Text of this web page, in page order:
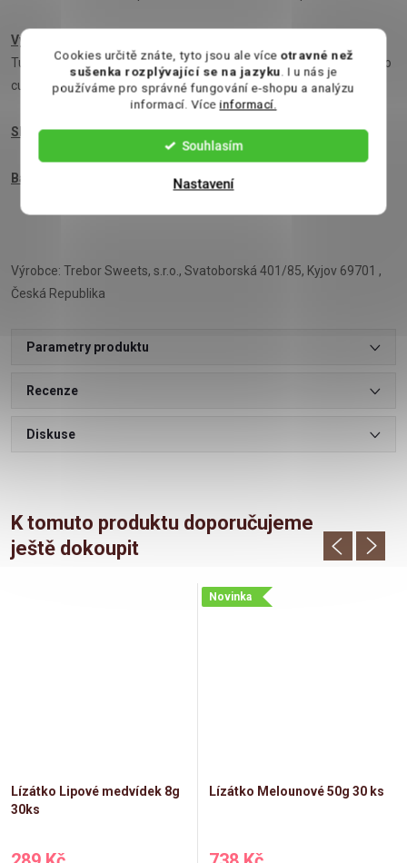
Cookies určitě znáte, tyto jsou ale více otravné než
sušenka rozplývající se na jazyku . I u nás je
používáme pro správné fungování e-shopu a analýzu
informací. Víceinformací.
Souhlasím
Nastavení
Výživové údaje na 100g
Tuky 0g z toho nasycené mastné kyseliny 0g, Sacharidy 98g z toho
cukry 83g, Bílkoviny 0g, Sůl 0g
Skladování: na suchém a chladném místě, mimo sluneční světlo
Balení
Výrobce: Trebor Sweets, s.r.o., Svatoborská 401/85, Kyjov 69701 ,
Česká Republika
Parametry produktu
Recenze
Diskuse
K tomuto produktu doporučujeme
ještě dokoupit
Lízátko Lipové medvídek 8g
30ks
Novinka
Lízátko Melounové 50g 30 ks